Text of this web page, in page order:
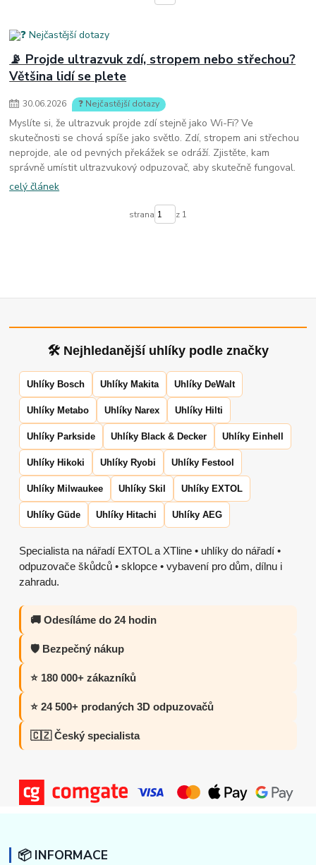
📡 Projde ultrazvuk zdí, stropem nebo střechou?
Většina lidí se plete
30.06.2026 ❓ Nejčastější dotazy
Myslíte si, že ultrazvuk projde zdí stejně jako Wi-Fi? Ve
skutečnosti se chová spíše jako světlo. Zdí, stropem ani střechou
neprojde, ale od pevných překážek se odráží. Zjistěte, kam
správně umístit ultrazvukový odpuzovač, aby skutečně fungoval.
celý článek
strana z 1
🛠 Nejhledanější uhlíky podle značky
Uhlíky Bosch Uhlíky Makita Uhlíky DeWalt
Uhlíky Metabo Uhlíky Narex Uhlíky Hilti
Uhlíky Parkside Uhlíky Black & Decker Uhlíky Einhell
Uhlíky Hikoki Uhlíky Ryobi Uhlíky Festool
Uhlíky Milwaukee Uhlíky Skil Uhlíky EXTOL
Uhlíky Güde Uhlíky Hitachi Uhlíky AEG
Specialista na nářadí EXTOL a XTline • uhlíky do nářadí •
odpuzovače škůdců • sklopce • vybavení pro dům, dílnu i
zahradu.
🚚 Odesíláme do 24 hodin
🛡️ Bezpečný nákup
⭐ 180 000+ zákazníků
⭐ 24 500+ prodaných 3D odpuzovačů
🇨🇿 Český specialista
📦 INFORMACE